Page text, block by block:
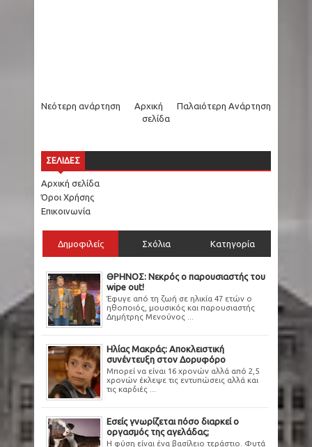
Νεότερη ανάρτηση Παλαιότερη Ανάρτηση
Αρχική
σελίδα
ΣΕΛΙΔΕΣ
Αρχική σελίδα
Όροι Χρήσης
Επικοινωνία
Δημοφιλείς Σχόλια Κατηγορία
ΘΡΗΝΟΣ: Νεκρός ο παρουσιαστής του
wipe out!
Έφυγε από τη ζωή σε ηλικία 47 ετών ο
ηθοποιός, μουσικός και παρουσιαστής
Δημήτρης Μενούνος ...
Ηλίας Μακράς: Αποκλειστική
συνέντευξη στον Δορυφόρο
Μπορεί να είναι 16 χρονών αλλά από 2,5
χρονών έκλεψε τις εντυπώσεις αλλά και
τις καρδιές ...
Εσείς γνωρίζεται πόσο διαρκεί ο
οργασμός της αγελάδας;
Η φύση είναι ένα βασίλειο τεράστιο. Φυτά